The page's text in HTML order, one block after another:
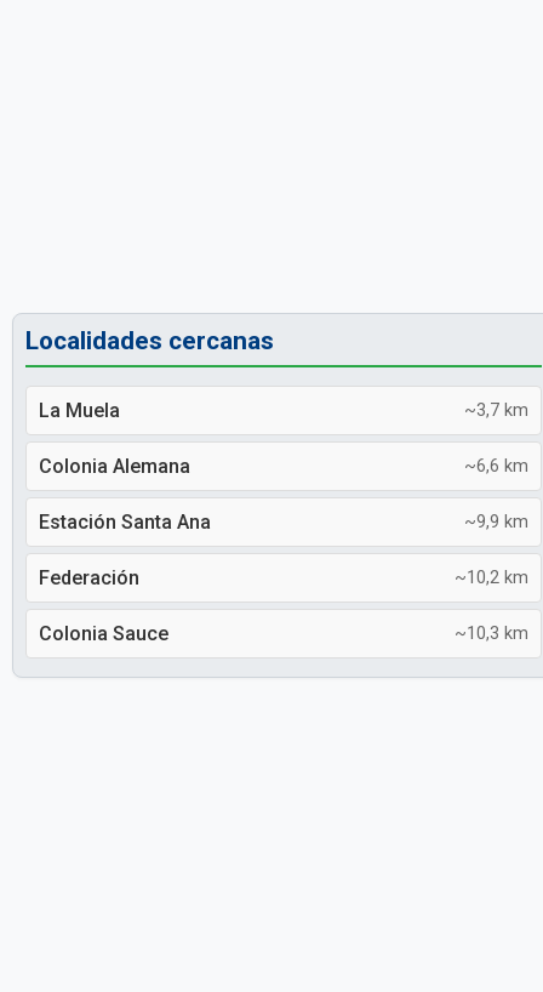
Localidades cercanas
La Muela ~3,7 km
Colonia Alemana ~6,6 km
Estación Santa Ana ~9,9 km
Federación ~10,2 km
Colonia Sauce ~10,3 km